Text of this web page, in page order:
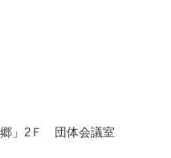
郷」2Ｆ 団体会議室